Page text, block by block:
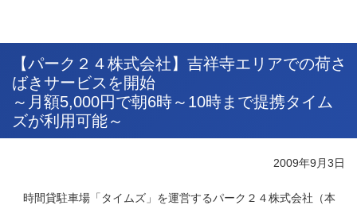
【パーク２４株式会社】吉祥寺エリアでの荷さ
ばきサービスを開始
～月額5,000円で朝6時～10時まで提携タイム
ズが利用可能～
2009年9月3日
時間貸駐車場「タイムズ」を運営するパーク２４株式会社 （本